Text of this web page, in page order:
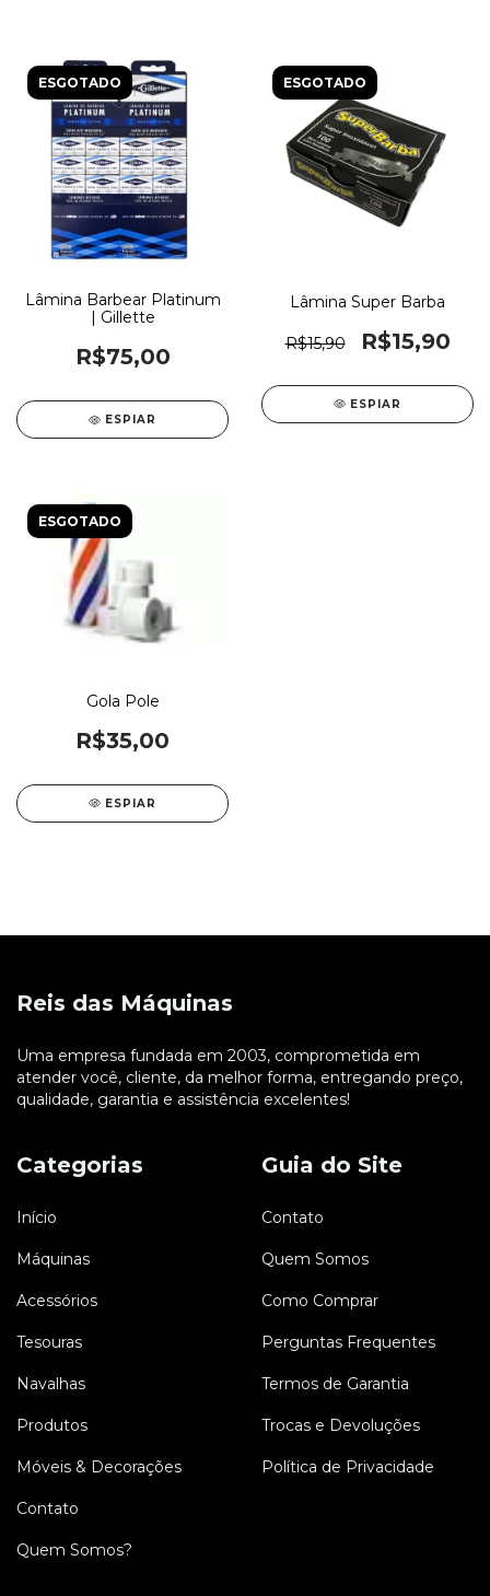
ESGOTADO
Lâmina Barbear Platinum
| Gillette
R$75,00
ESPIAR
ESGOTADO
Lâmina Super Barba
R$15,90 R$15,90
ESPIAR
ESGOTADO
Gola Pole
R$35,00
ESPIAR
Reis das Máquinas
Uma empresa fundada em 2003, comprometida em
atender você, cliente, da melhor forma, entregando preço,
qualidade, garantia e assistência excelentes!
Categorias
Início
Máquinas
Acessórios
Tesouras
Navalhas
Produtos
Móveis & Decorações
Contato
Quem Somos?
Guia do Site
Contato
Quem Somos
Como Comprar
Perguntas Frequentes
Termos de Garantia
Trocas e Devoluções
Política de Privacidade